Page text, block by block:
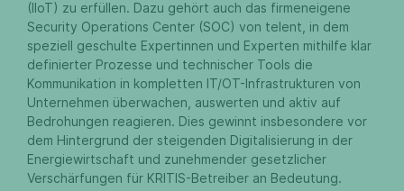
(IIoT) zu erfüllen. Dazu gehört auch das firmeneigene
Security Operations Center (SOC) von telent, in dem
speziell geschulte Expertinnen und Experten mithilfe klar
definierter Prozesse und technischer Tools die
Kommunikation in kompletten IT/OT-Infrastrukturen von
Unternehmen überwachen, auswerten und aktiv auf
Bedrohungen reagieren. Dies gewinnt insbesondere vor
dem Hintergrund der steigenden Digitalisierung in der
Energiewirtschaft und zunehmender gesetzlicher
Verschärfungen für KRITIS-Betreiber an Bedeutung.